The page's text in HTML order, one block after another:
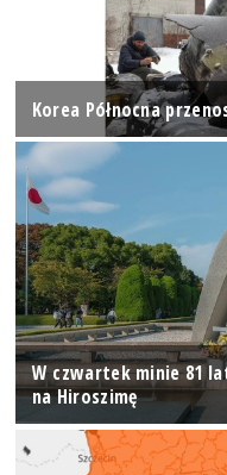
Korea Północna
W czwartek minie 81
na Hiroszimę